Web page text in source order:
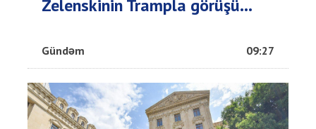
Zelenskinin Trampla görüşü...
Gündəm 09:27